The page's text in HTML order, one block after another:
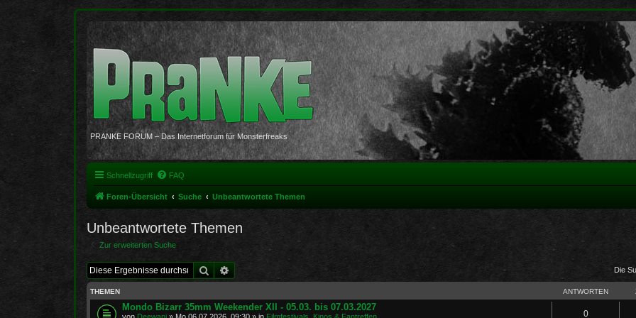
PRANKE FORUM – Das Internetforum für Monsterfreaks
Schnellzugriff FAQ
Foren-Übersicht Suche Unbeantwortete Themen
Unbeantwortete Themen
Zur erweiterten Suche
Suche Die
THEMEN ANTWORTEN
Mondo Bizarr 35mm Weekender XII - 05.03. bis 07.03.2027
von Deewani » Mo 06.07.2026, 09:30 » in Filmfestivals, Kinos & Fantreffen 0